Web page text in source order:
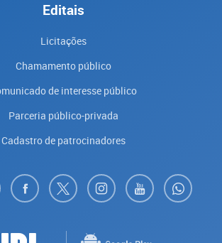
Editais
Licitações
Chamamento público
de interesse público
Parceria público-privada
Cadastro de patrocinadores